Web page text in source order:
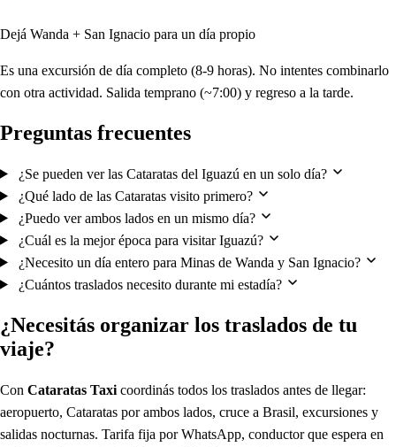
Dejá Wanda + San Ignacio para un día propio
Es una excursión de día completo (8-9 horas). No intentes combinarlo
con otra actividad. Salida temprano (~7:00) y regreso a la tarde.
Preguntas frecuentes
¿Se pueden ver las Cataratas del Iguazú en un solo día?
¿Qué lado de las Cataratas visito primero?
¿Puedo ver ambos lados en un mismo día?
¿Cuál es la mejor época para visitar Iguazú?
¿Necesito un día entero para Minas de Wanda y San Ignacio?
¿Cuántos traslados necesito durante mi estadía?
¿Necesitás organizar los traslados de tu
viaje?
Con Cataratas Taxi coordinás todos los traslados antes de llegar:
aeropuerto, Cataratas por ambos lados, cruce a Brasil, excursiones y
salidas nocturnas. Tarifa fija por WhatsApp, conductor que espera en